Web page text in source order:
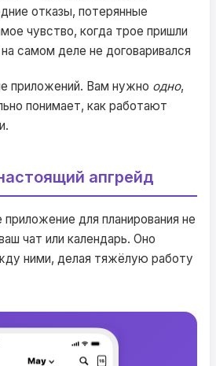
отказы, потерянные
чувство, когда трое пришли
самом деле не договаривался
приложений. Вам нужно одно,
понимает, как работают
апгрейд
приложение для планирования не
чат или календарь. Оно
ними, делая тяжёлую работу